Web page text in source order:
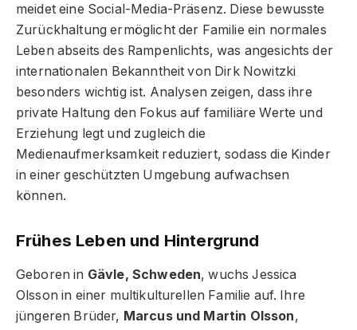
meidet eine Social-Media-Präsenz. Diese bewusste
Zurückhaltung ermöglicht der Familie ein normales
Leben abseits des Rampenlichts, was angesichts der
internationalen Bekanntheit von Dirk Nowitzki
besonders wichtig ist. Analysen zeigen, dass ihre
private Haltung den Fokus auf familiäre Werte und
Erziehung legt und zugleich die
Medienaufmerksamkeit reduziert, sodass die Kinder
in einer geschützten Umgebung aufwachsen
können.
Frühes Leben und Hintergrund
Geboren in Gävle, Schweden, wuchs Jessica
Olsson in einer multikulturellen Familie auf. Ihre
jüngeren Brüder, Marcus und Martin Olsson,